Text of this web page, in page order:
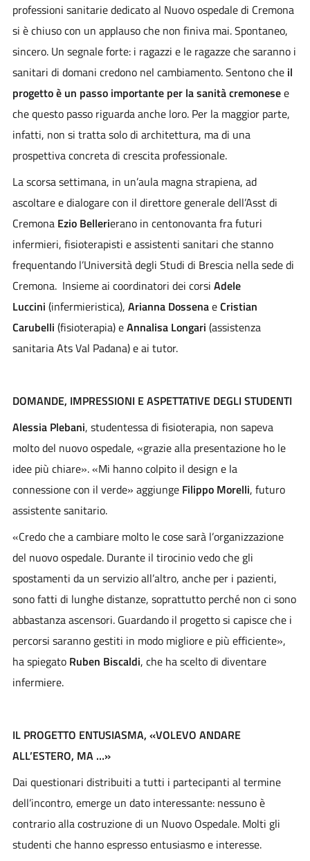
professioni sanitarie dedicato al Nuovo ospedale di Cremona
si è chiuso con un applauso che non finiva mai. Spontaneo,
sincero. Un segnale forte: i ragazzi e le ragazze che saranno i
sanitari di domani credono nel cambiamento. Sentono che il
progetto è un passo importante per la sanità cremonesee
che questo passo riguarda anche loro. Per la maggior parte,
infatti, non si tratta solo di architettura, ma di una
prospettiva concreta di crescita professionale.
La scorsa settimana, in un’aula magna strapiena, ad
ascoltare e dialogare con il direttore generale dell’Asst di
Cremona Ezio Bellerierano in centonovanta fra futuri
infermieri, fisioterapisti e assistenti sanitari che stanno
frequentando l’Università degli Studi di Brescia nella sede di
Cremona. Insieme ai coordinatori dei corsi Adele
Luccini (infermieristica), Arianna DossenaeCristian
Carubelli (fisioterapia) eAnnalisa Longari (assistenza
sanitaria Ats Val Padana) e ai tutor.
DOMANDE, IMPRESSIONI E ASPETTATIVE DEGLI STUDENTI
Alessia Plebani, studentessa di fisioterapia, non sapeva
molto del nuovo ospedale, «grazie alla presentazione ho le
idee più chiare». «Mi hanno colpito il design e la
connessione con il verde» aggiunge Filippo Morelli, futuro
assistente sanitario.
«Credo che a cambiare molto le cose sarà l’organizzazione
del nuovo ospedale. Durante il tirocinio vedo che gli
spostamenti da un servizio all’altro, anche per i pazienti,
sono fatti di lunghe distanze, soprattutto perché non ci sono
abbastanza ascensori. Guardando il progetto si capisce che i
percorsi saranno gestiti in modo migliore e più efficiente»,
ha spiegato Ruben Biscaldi, che ha scelto di diventare
infermiere.
IL PROGETTO ENTUSIASMA, «VOLEVO ANDARE
ALL’ESTERO, MA …»
Dai questionari distribuiti a tutti i partecipanti al termine
dell’incontro, emerge un dato interessante: nessuno è
contrario alla costruzione di un Nuovo Ospedale. Molti gli
studenti che hanno espresso entusiasmo e interesse.